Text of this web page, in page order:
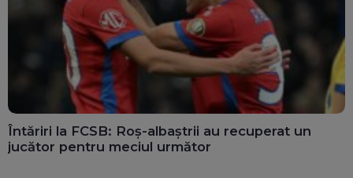
Întăriri la FCSB: Roș-albaștrii au recuperat un
jucător pentru meciul următor